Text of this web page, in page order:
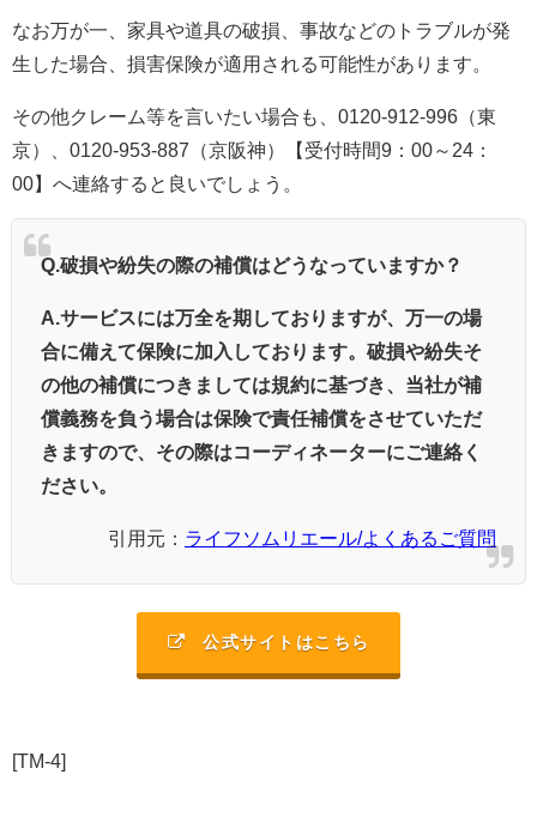
なお万が一、家具や道具の破損、事故などのトラブルが発
生した場合、損害保険が適用される可能性があります。
その他クレーム等を言いたい場合も、 0120-912-996（東
京）、0120-953-887（京阪神）
【受付時間9：00～24：
00】へ連絡すると良いでしょう。
Q. 破損や紛失の際の補償はどうなっていますか？
A. サービスには万全を期しておりますが、万一の場
合に備えて保険に加入しております。破損や紛失そ
の他の補償につきましては規約に基づき、当社が補
償義務を負う場合は保険で責任補償をさせていただ
きますので、その際はコーディネーターにご連絡く
ださい。
引用元： ライフソムリエール/よくあるご質問
公式サイトはこちら
[TM-4]